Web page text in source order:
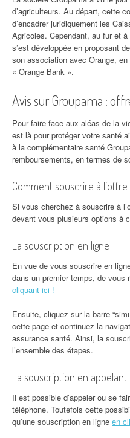
d’agriculteurs. Au départ, cette
d’encadrer juridiquement les
Agricoles. Cependant, au fur et
s’est développée en proposant
son association avec Orange,
« Orange Bank ».
Avis sur Groupama :
Pour faire face aux aléas de la
est là pour protéger votre santé
à la complémentaire santé
remboursements, en termes de
Comment souscrire à
Si vous cherchez à souscrire à
devant vous plusieurs options à
La souscription en ligne
En vue de vous souscrire en
dans un premier temps, de vous
cliquant ici !
Ensuite, cliquez sur la barre
cette page et continuez la
assurance santé. Ainsi, la
l’ensemble des étapes.
La souscription en
Il est possible d’appeler ou se
téléphone. Toutefois cette
qu’une souscription en ligne en